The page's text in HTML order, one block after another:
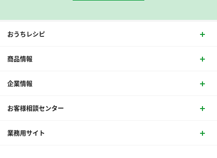
7.当社及び第三者への誹謗中傷または公序良俗に反するツ
イートと判断された場合
9.他者の財産、プライバシーまたは肖像権その他の権利を
10.宣伝、広告、勧誘、営業行為に該当する場合
を与えるもの、わいせつ、児童ポルノ、児童の性的搾取を
12.その他悪質または不適切なものと運営事務局が判断した
おうちレシピ
商品情報
企業情報
お客様相談センター
業務用サイト